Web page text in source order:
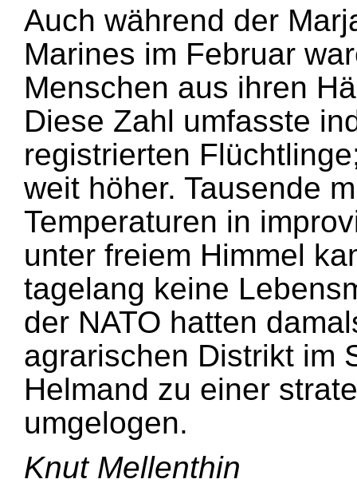
Auch während der
Marines im Februar
Menschen aus ihren
Diese Zahl umfasste
registrierten
weit höher. Tausende
Temperaturen in
unter freiem Himmel
tagelang keine
der NATO hatten
agrarischen Distrikt im
Helmand zu einer
umgelogen.
Knut Mellenthin